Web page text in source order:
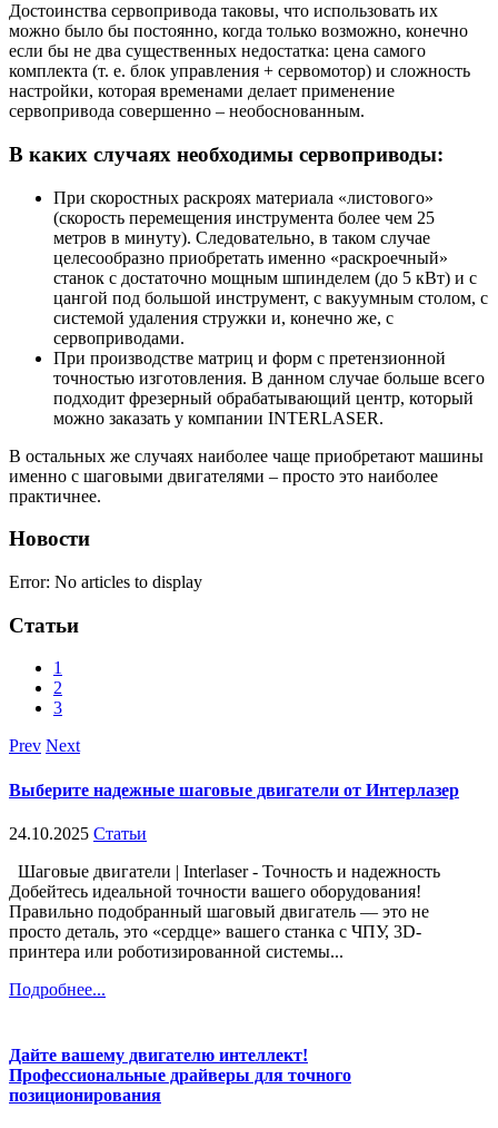
Достоинства сервопривода таковы, что использовать их
можно было бы постоянно, когда только возможно, конечно
если бы не два существенных недостатка: цена самого
комплекта (т. е. блок управления + сервомотор) и сложность
настройки, которая временами делает применение
сервопривода совершенно – необоснованным.
В каких случаях необходимы сервоприводы:
При скоростных раскроях материала «листового»
(скорость перемещения инструмента более чем 25
метров в минуту). Следовательно, в таком случае
целесообразно приобретать именно «раскроечный»
станок с достаточно мощным шпинделем (до 5 кВт) и с
цангой под большой инструмент, с вакуумным столом, с
системой удаления стружки и, конечно же, с
сервоприводами.
При производстве матриц и форм с претензионной
точностью изготовления. В данном случае больше всего
подходит фрезерный обрабатывающий центр, который
можно заказать у компании INTERLASER.
В остальных же случаях наиболее чаще приобретают машины
именно с шаговыми двигателями – просто это наиболее
практичнее.
Новости
Error: No articles to display
Статьи
1
2
3
Prev Next
Выберите надежные шаговые двигатели от Интерлазер
24.10.2025 Статьи
Шаговые двигатели | Interlaser - Точность и надежность
Добейтесь идеальной точности вашего оборудования!
Правильно подобранный шаговый двигатель — это не
просто деталь, это «сердце» вашего станка с ЧПУ, 3D-
принтера или роботизированной системы...
Подробнее...
Дайте вашему двигателю интеллект!
Профессиональные драйверы для точного
позиционирования